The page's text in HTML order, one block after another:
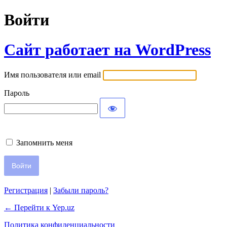
Войти
Сайт работает на WordPress
Имя пользователя или email
Пароль
Запомнить меня
Регистрация | Забыли пароль?
← Перейти к Yep.uz
Политика конфиденциальности